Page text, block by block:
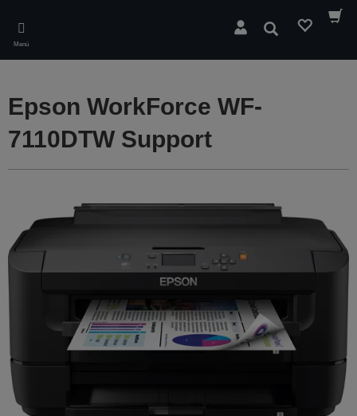
main
content
Menú
Buscar
Epson WorkForce WF-
7110DTW Support